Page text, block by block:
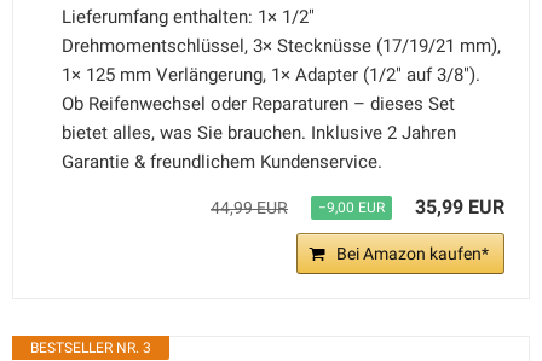
Lieferumfang enthalten: 1× 1/2"
Drehmomentschlüssel, 3× Stecknüsse (17/19/21 mm),
1× 125 mm Verlängerung, 1× Adapter (1/2" auf 3/8").
Ob Reifenwechsel oder Reparaturen – dieses Set
bietet alles, was Sie brauchen. Inklusive 2 Jahren
Garantie & freundlichem Kundenservice.
44,99 EUR −9,00 EUR 35,99 EUR
Bei Amazon kaufen*
BESTSELLER NR. 3